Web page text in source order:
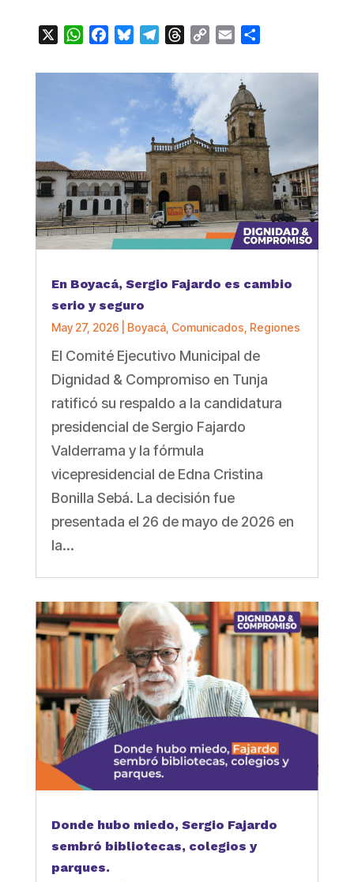
WhatsApp
FacebookBlueskyTelegramThreads
Copy Email
En Boyacá, Sergio Fajardo es cambio
serio y seguro
May 27, 2026 Boyacá, Comunicados Regiones
El Comité Ejecutivo Municipal de
Dignidad & Compromiso en Tunja
ratificó su respaldo a la candidatura
presidencial de Sergio Fajardo
Valderrama y la fórmula
vicepresidencial de Edna Cristina
Bonilla Sebá. La decisión fue
presentada el 26 de mayo de 2026 en
la...
Donde hubo miedo, Sergio Fajardo
sembró bibliotecas, colegios y
parques.